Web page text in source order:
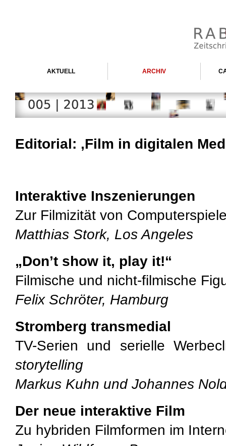
AKTUELL ARCHIV
Editorial: ‚Film in digitalen
Interaktive Inszenierungen
Zur Filmizität von
Matthias Stork, Los Angeles
„Don’t show it, play it!“
Filmische und nicht-filmische
Felix Schröter, Hamburg
Stromberg transmedial
TV-Serien und serielle
storytelling
Markus Kuhn und Johannes
Der neue interaktive Film
Zu hybriden Filmformen im